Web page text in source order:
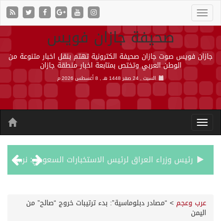
صحيفة جازان فويس
جازان فويس صوت جازان صحيفة الكترونية تهتم بنقل اخبار متنوعة من
الوطن العربي وتختص بمتابعة اخبار منطقة جازان
السبت , 24 صفر 1448 هـ , 8 أغسطس 2026 م
رئيس وزراء العراق لرئيس الاستخبارات السعودي: نرفض استخدام أراضينا منطلقاً لأي هجمات
عرب وعجم > “مصادر دبلوماسية”: بدء ترتيبات خروج “صالح” من
اليمن